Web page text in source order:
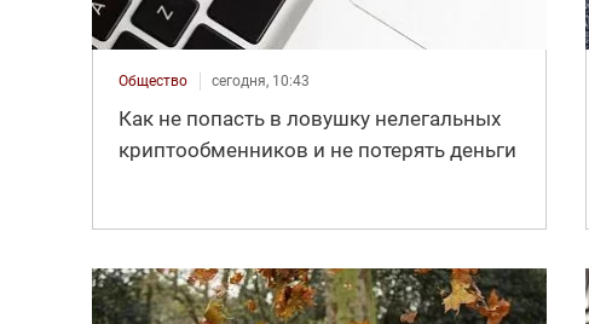
Общество сегодня, 10:43
Как не попасть в ловушку нелегальных
криптообменников и не потерять деньги